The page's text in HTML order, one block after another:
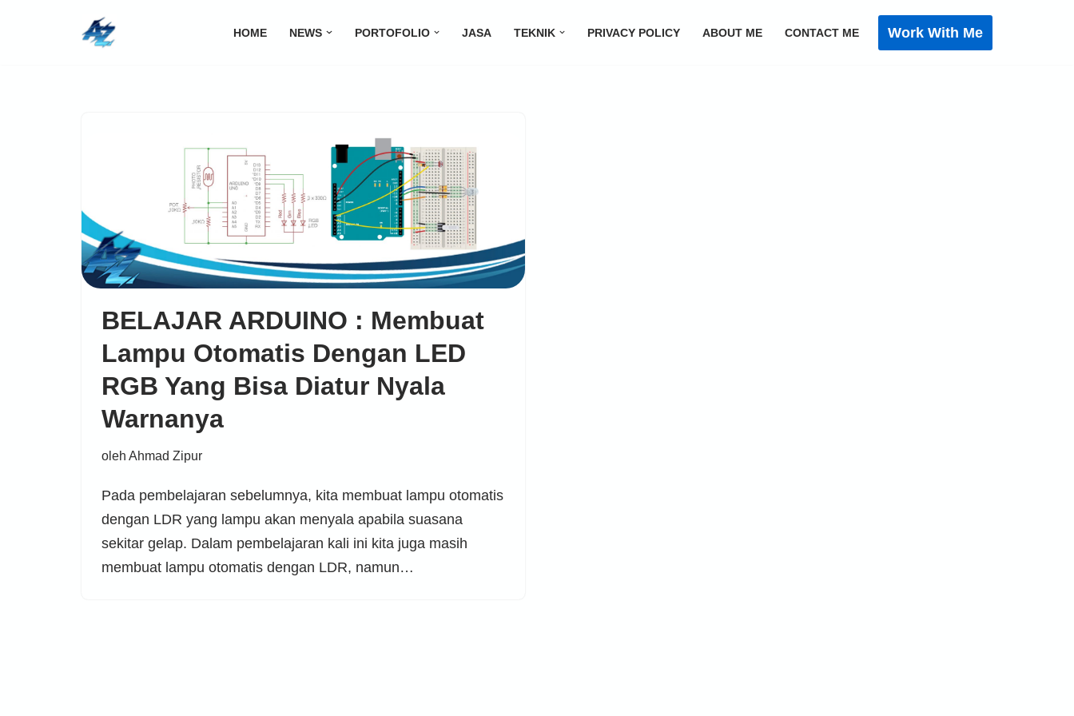
HOME NEWS PORTOFOLIO JASA TEKNIK PRIVACY POLICY ABOUT ME CONTACT ME Work With Me
BELAJAR ARDUINO : Membuat
Lampu Otomatis Dengan LED
RGB Yang Bisa Diatur Nyala
Warnanya
oleh Ahmad Zipur
Pada pembelajaran sebelumnya, kita membuat lampu otomatis
dengan LDR yang lampu akan menyala apabila suasana
sekitar gelap. Dalam pembelajaran kali ini kita juga masih
membuat lampu otomatis dengan LDR, namun…